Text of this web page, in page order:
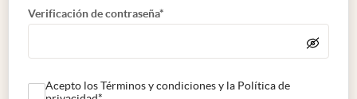
Verificación de contraseña*
Acepto los Términos y condiciones y la Política de